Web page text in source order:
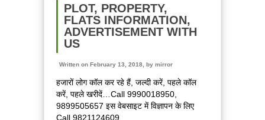
का
ये
आधुनिक
यहां
हो
रहा
लोकप्रिय
PLOT, PROPERTY,
FLATS INFORMATION,
ADVERTISEMENT WITH
US
Written on February 13, 2018, by mirror
हजारों लोग कॉल कर रहे हैं, जल्दी करें, पहले कॉल
करें, पहले खरीदें…Call 9990018950,
9899505657 इस वेबसाइट में विज्ञापन के लिए
Call 9821124609